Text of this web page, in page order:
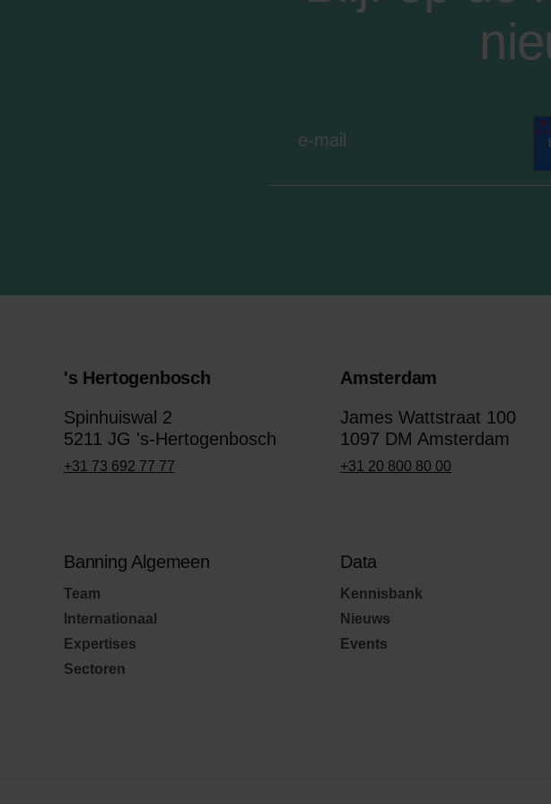
's Hertogenbosch
Spinhuiswal 2
5211 JG 's-Hertogenbosch
+31 73 692 77 77
Amsterdam
James Wattstraat 100
1097 DM Amsterdam
+31 20 800 80 00
Banning Algemeen
Team
Internationaal
Expertises
Sectoren
Data
Kennisbank
Nieuws
Events